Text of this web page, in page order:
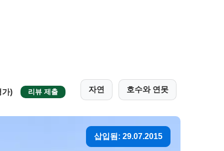
가) 리뷰 제출 자연 호수와 연못
삽입됨: 29.07.2015